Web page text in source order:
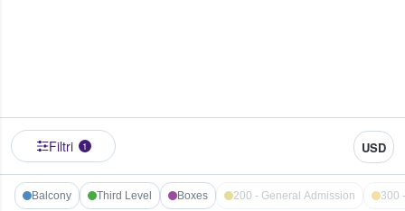
Filtri 1 USD
Balcony Third Level Boxes 200 - General Admission 300